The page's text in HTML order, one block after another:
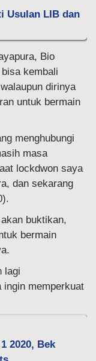
Usulan LIB dan
Bio
kembali
dirinya
untuk bermain
menghubungi
masa
lockdwon saya
dan sekarang
buktikan,
bermain
lagi
ingin memperkuat
2020, Bek